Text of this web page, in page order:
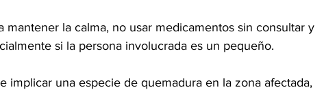
mantener la calma, no usar medicamentos sin consultar y
si la persona involucrada es un pequeño.
implicar una especie de quemadura en la zona afectada,